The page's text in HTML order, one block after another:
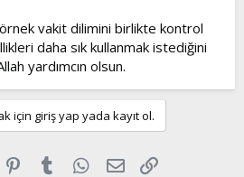
vakit dilimini birlikte kontrol
daha sık kullanmak istediğini
yardımcın olsun.
için giriş yap yada kayıt ol.
Pinterest
Tumblr WhatsApp
E-posta